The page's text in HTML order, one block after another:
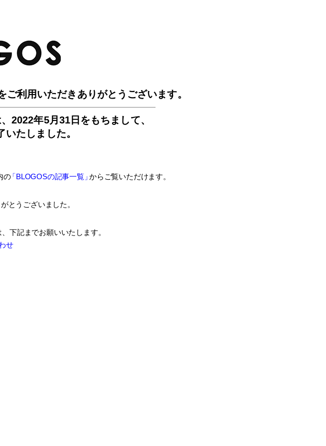
ご利用いただきありがとうございます。
2022年5月31日をもちまして、
たしました。
の「BLOGOSの記事一覧」 からご覧いただけます。
とうございました。
下記までお願いいたします。
せ